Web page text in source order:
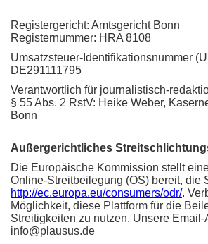
Registergericht: Amtsgericht Bonn
Registernummer: HRA 8108
Umsatzsteuer-Identifikationsnummer
DE291111795
Verantwortlich für journalistisch-
§ 55 Abs. 2 RstV: Heike Weber,
Bonn
Außergerichtliches
Die Europäische Kommission stellt
Online-Streitbeilegung (OS) bereit, die
http://ec.europa.eu/consumers/odr/.
Möglichkeit, diese Plattform für die
Streitigkeiten zu nutzen. Unsere Email-
info@plausus.de